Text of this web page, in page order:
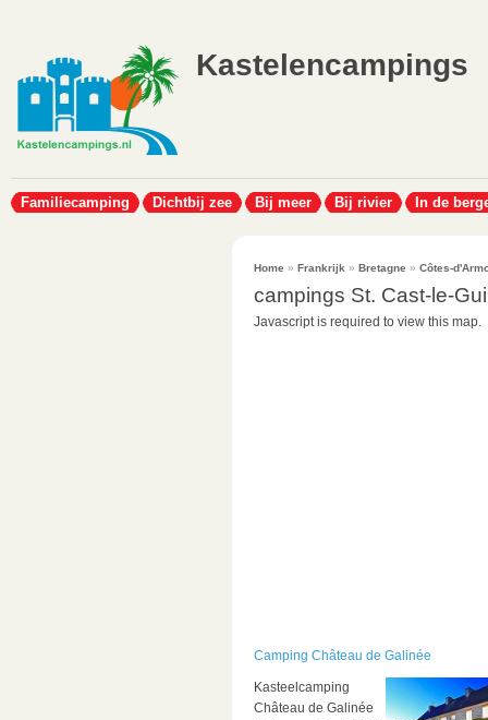
Kastelencampings
Familiecamping Dichtbij zee Bij meer Bij rivier In de
Home » Frankrijk » Bretagne » Côtes-
campings St. Cast-le-
Javascript is required to view this map.
Camping Château de Galinée
Kasteelcamping
Château de Galinée